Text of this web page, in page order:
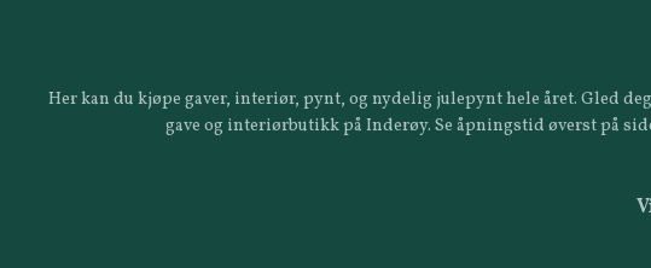
Her kan du kjøpe gaver, interiør, pynt, og nydelig julepynt hele året. Gled
gave og interiørbutikk på Inderøy. Se åpningstid øverst på